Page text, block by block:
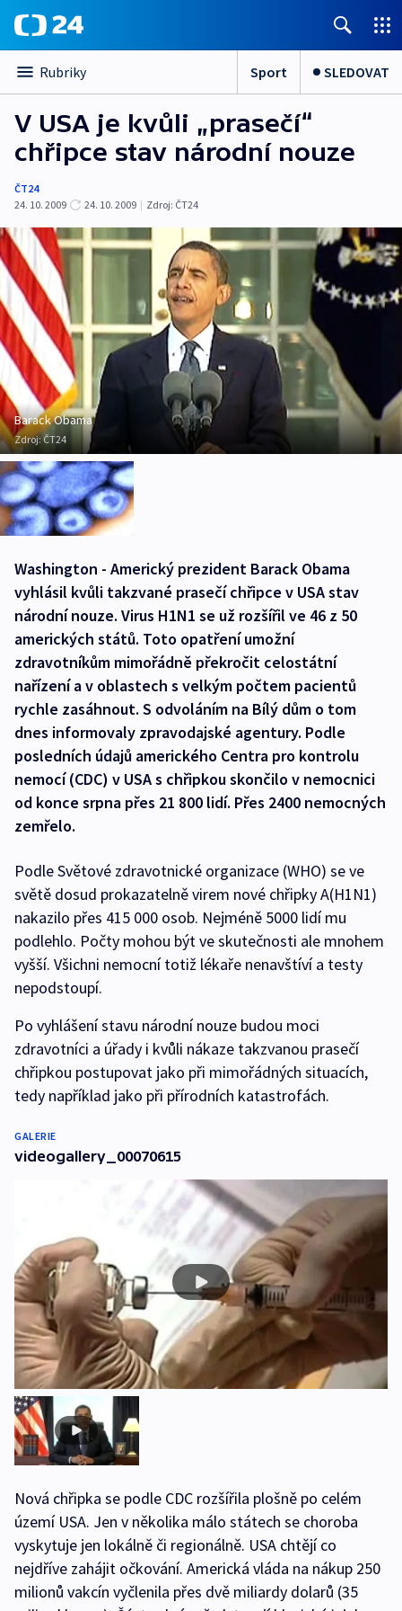
Rubriky Sport SLEDOVAT
V USA je kvůli „prasečí“
chřipce stav národní nouze
ČT24
24. 10. 2009
24. 10. 2009 | Zdroj: ČT24
Barack Obama
Zdroj:ČT24
Washington - Americký prezident Barack Obama
vyhlásil kvůli takzvané prasečí chřipce v USA stav
národní nouze. Virus H1N1 se už rozšířil ve 46 z 50
amerických států. Toto opatření umožní
zdravotníkům mimořádně překročit celostátní
nařízení a v oblastech s velkým počtem pacientů
rychle zasáhnout. S odvoláním na Bílý dům o tom
dnes informovaly zpravodajské agentury. Podle
posledních údajů amerického Centra pro kontrolu
nemocí (CDC) v USA s chřipkou skončilo v nemocnici
od konce srpna přes 21 800 lidí. Přes 2400 nemocných
zemřelo.
Podle Světové zdravotnické organizace (WHO) se ve
světě dosud prokazatelně virem nové chřipky A(H1N1)
nakazilo přes 415 000 osob. Nejméně 5000 lidí mu
podlehlo. Počty mohou být ve skutečnosti ale mnohem
vyšší. Všichni nemocní totiž lékaře nenavštíví a testy
nepodstoupí.
Po vyhlášení stavu národní nouze budou moci
zdravotníci a úřady i kvůli nákaze takzvanou prasečí
chřipkou postupovat jako při mimořádných situacích,
tedy například jako při přírodních katastrofách.
GALERIE
videogallery_00070615
Nová chřipka se podle CDC rozšířila plošně po celém
území USA. Jen v několika málo státech se choroba
vyskytuje jen lokálně či regionálně. USA chtějí co
nejdříve zahájit očkování. Americká vláda na nákup 250
milionů vakcín vyčlenila přes dvě miliardy dolarů (35